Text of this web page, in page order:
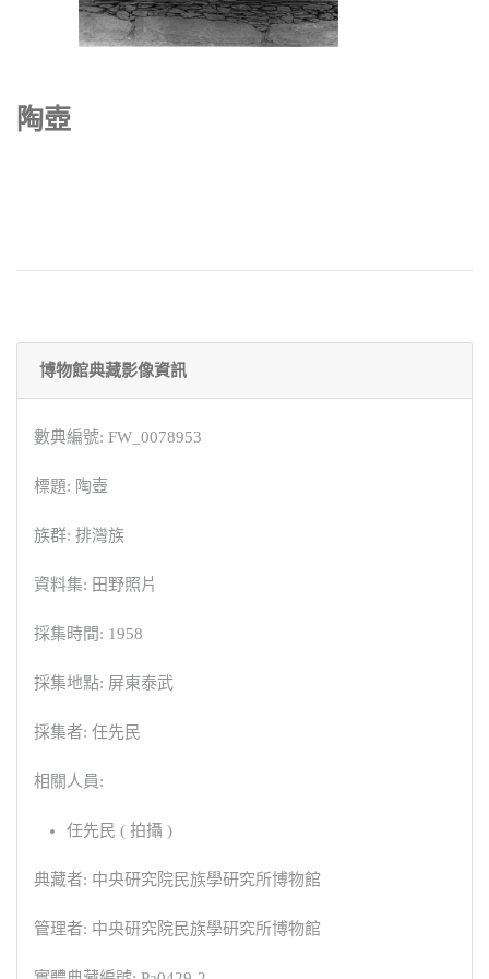
陶壺
博物館典藏影像資訊
數典編號: FW_0078953
標題: 陶壺
族群: 排灣族
資料集: 田野照片
採集時間: 1958
採集地點: 屏東泰武
採集者: 任先民
相關人員:
任先民 ( 拍攝 )
典藏者: 中央研究院民族學研究所博物館
管理者: 中央研究院民族學研究所博物館